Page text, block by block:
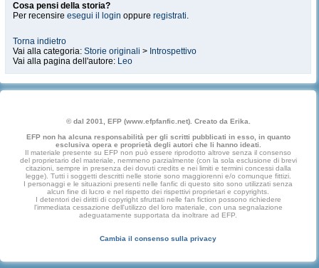
Cosa pensi della storia?
Per recensire esegui il login oppure registrati.
Torna indietro
Vai alla categoria: Storie originali > Introspettivo
Vai alla pagina dell'autore: Leo
© dal 2001, EFP (www.efpfanfic.net). Creato da Erika.
EFP non ha alcuna responsabilità per gli scritti pubblicati in esso, in quanto
esclusiva opera e proprietà degli autori che li hanno ideati.
Il materiale presente su EFP non può essere riprodotto altrove senza il consenso
del proprietario del materiale, nemmeno parzialmente (con la sola esclusione di brevi
citazioni, sempre in presenza dei dovuti credits e nei limiti e termini concessi dalla
legge). Tutti i soggetti descritti nelle storie sono maggiorenni e/o comunque fittizi.
I personaggi e le situazioni presenti nelle fanfic di questo sito sono utilizzati senza
alcun fine di lucro e nel rispetto dei rispettivi proprietari e copyrights.
I detentori dei diritti di copyright sfruttati nelle fan fiction possono richiedere
l'immediata cessazione dell'utilizzo del loro materiale, con una segnalazione
adeguatamente supportata da inoltrare ad EFP.
Cambia il consenso sulla privacy